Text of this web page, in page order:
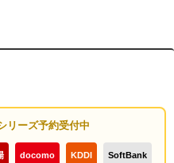
リーズ予約受付中
docomo KDDI SoftBank